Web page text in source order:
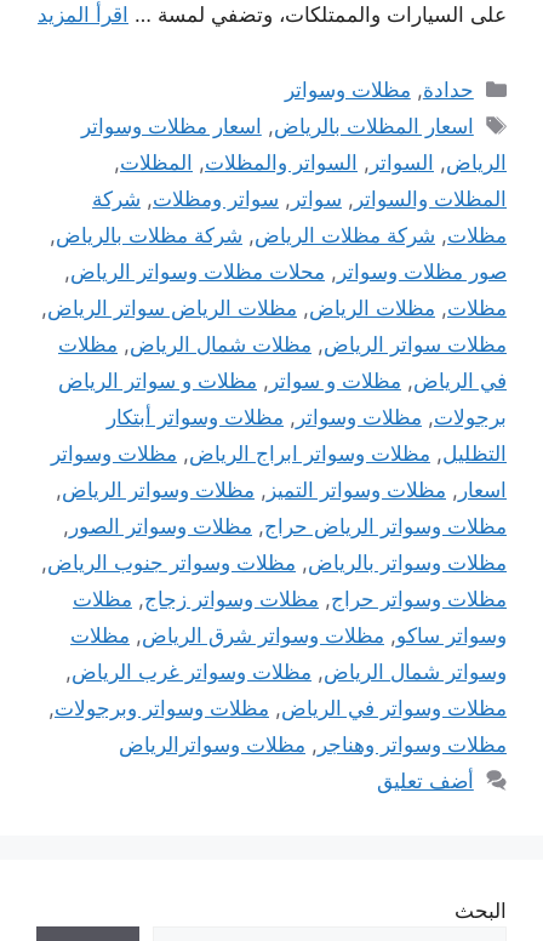
على السيارات والممتلكات، وتضفي لمسة … اقرأ المزيد
التصنيفات
حدادة, مظلات وسواتر
الوسوم
اسعار المظلات بالرياض, اسعار مظلات وسواتر
الرياض, السواتر , السواتر والمظلات, المظلات,
المظلات والسواتر , سواتر , سواتر ومظلات, شركة
مظلات, شركة مظلات الرياض, شركة مظلات بالرياض,
صور مظلات وسواتر , محلات مظلات وسواتر الرياض,
مظلات, مظلات الرياض, مظلات الرياض سواتر الرياض,
مظلات سواتر الرياض, مظلات شمال الرياض, مظلات
في الرياض, مظلات و سواتر , مظلات و سواتر الرياض
برجولات, مظلات وسواتر , مظلات وسواتر أبتكار
التظليل, مظلات وسواتر ابراج الرياض, مظلات وسواتر
اسعار , مظلات وسواتر التميز , مظلات وسواتر الرياض,
مظلات وسواتر الرياض حراج, مظلات وسواتر الصور ,
مظلات وسواتر بالرياض, مظلات وسواتر جنوب الرياض,
مظلات وسواتر حراج, مظلات وسواتر زجاج, مظلات
وسواتر ساكو, مظلات وسواتر شرق الرياض, مظلات
وسواتر شمال الرياض, مظلات وسواتر غرب الرياض,
مظلات وسواتر في الرياض, مظلات وسواتر وبرجولات,
مظلات وسواتر وهناجر , مظلات وسواترالرياض
أضف تعليق
البحث